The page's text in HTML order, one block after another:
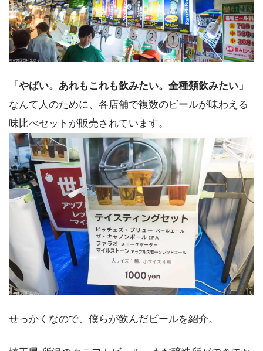
「やばい。あれもこれも飲みたい。全種類飲みたい」
なんて人のために、各店舗で複数のビールが味わえる
味比べセットが販売されています。
せっかくなので、僕らが飲んだビールを紹介。